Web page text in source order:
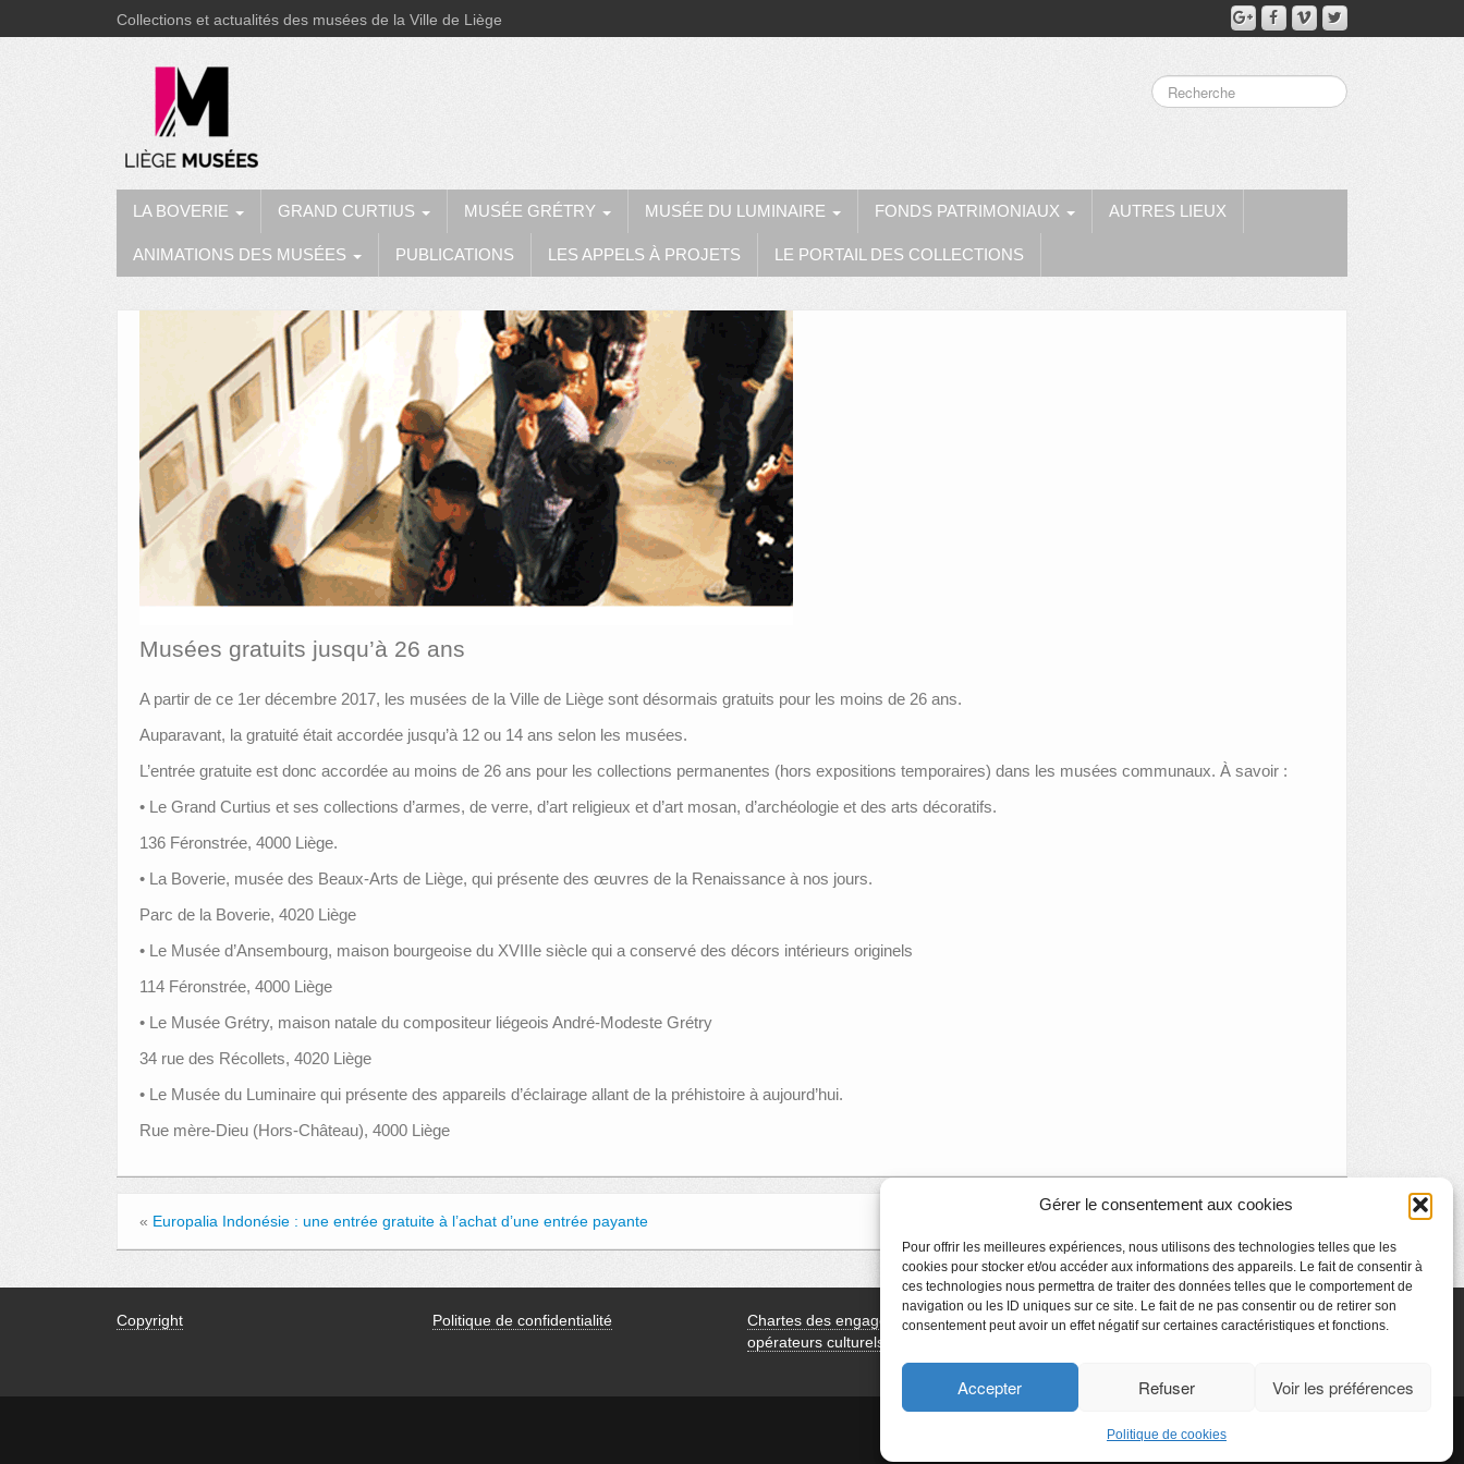
Gérer le consentement aux cookies
Pour offrir les meilleures expériences, nous utilisons des technologies telles que les
cookies pour stocker et/ou accéder aux informations des appareils. Le fait de consentir à
ces technologies nous permettra de traiter des données telles que le comportement de
navigation ou les ID uniques sur ce site. Le fait de ne pas consentir ou de retirer son
consentement peut avoir un effet négatif sur certaines caractéristiques et fonctions.
Accepter Refuser Voir les préférences
Politique de cookies
Collections et actualités des musées de la Ville de Liège
LA BOVERIE GRAND CURTIUS MUSÉE GRÉTRY MUSÉE DU LUMINAIRE FONDS PATRIMONIAUX AUTRES LIEUX
ANIMATIONS DES MUSÉES PUBLICATIONS LES APPELS À PROJETS LE PORTAIL DES COLLECTIONS
Musées gratuits jusqu’à 26 ans
A partir de ce 1er décembre 2017, les musées de la Ville de Liège sont désormais gratuits pour les moins de 26 ans.
Auparavant, la gratuité était accordée jusqu’à 12 ou 14 ans selon les musées.
L’entrée gratuite est donc accordée au moins de 26 ans pour les collections permanentes (hors expositions temporaires) dans les musées communaux. À savoir :
• Le Grand Curtius et ses collections d’armes, de verre, d’art religieux et d’art mosan, d’archéologie et des arts décoratifs.
136 Féronstrée, 4000 Liège.
• La Boverie, musée des Beaux-Arts de Liège, qui présente des œuvres de la Renaissance à nos jours.
Parc de la Boverie, 4020 Liège
• Le Musée d’Ansembourg, maison bourgeoise du XVIIIe siècle qui a conservé des décors intérieurs originels
114 Féronstrée, 4000 Liège
• Le Musée Grétry, maison natale du compositeur liégeois André-Modeste Grétry
34 rue des Récollets, 4020 Liège
• Le Musée du Luminaire qui présente des appareils d’éclairage allant de la préhistoire à aujourd’hui.
Rue mère-Dieu (Hors-Château), 4000 Liège
« Europalia Indonésie : une entrée gratuite à l’achat d’une entrée payante
Copyright Politique de confidentialité
Chartes des engagements des
opérateurs culturels
CyberChimps ©2026